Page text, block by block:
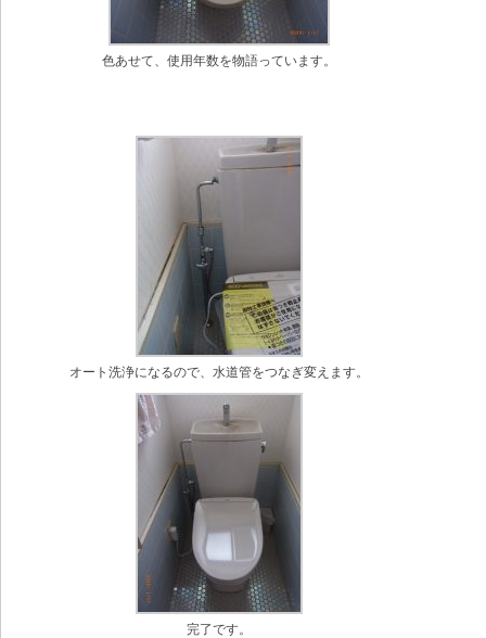
色あせて、使用年数を物語っています。
オート洗浄になるので、水道管をつなぎ変えます。
完了です。